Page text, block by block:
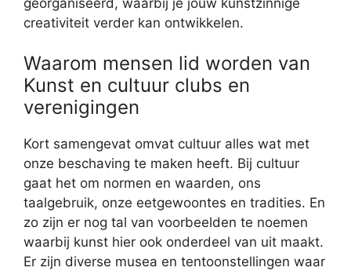
creativiteit verder kan ontwikkelen.
Waarom mensen lid worden van
Kunst en cultuur clubs en
verenigingen
Kort samengevat omvat cultuur alles wat met
onze beschaving te maken heeft. Bij cultuur
gaat het om normen en waarden, ons
taalgebruik, onze eetgewoontes en tradities. En
zo zijn er nog tal van voorbeelden te noemen
waarbij kunst hier ook onderdeel van uit maakt.
Er zijn diverse musea en tentoonstellingen waar